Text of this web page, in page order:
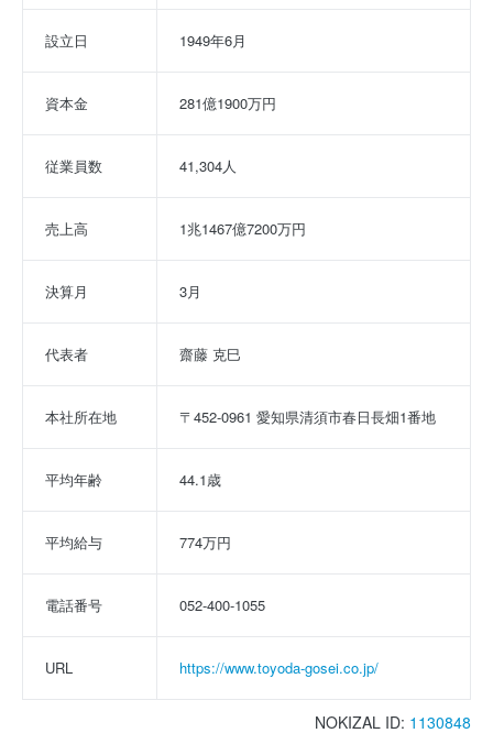
設立日 1949年6月
資本金 281億1900万円
従業員数 41,304人
売上高 1兆1467億7200万円
決算月 3月
代表者 齋藤 克巳
本社所在地 〒452-0961 愛知県清須市春日長畑1番地
平均年齢 44.1歳
平均給与 774万円
電話番号 052-400-1055
URL https://www.toyoda-gosei.co.jp/
NOKIZAL ID: 1130848